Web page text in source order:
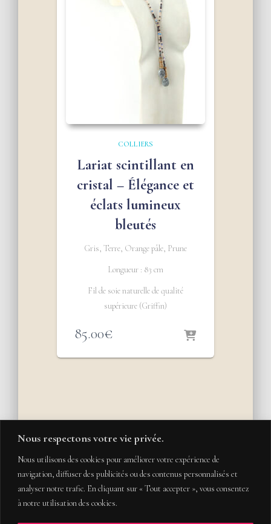
Nous respectons votre vie privée.
Nous utilisons des cookies pour améliorer votre expérience de
navigation, diffuser des publicités ou des contenus personnalisés et
analyser notre trafic. En cliquant sur « Tout accepter », vous consentez
à notre utilisation des cookies.
COLLIERS
Lariat scintillant en
cristal – Élégance et
éclats lumineux
bleutés
Gris, Terre, Orange pâle, Prune
Longueur : 83 cm
Fil de soie naturelle de qualité
supérieure (Griffin)
85.00€